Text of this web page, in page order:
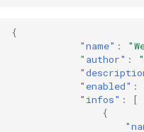
{
"name" :
"author" :
"enabled" :
"infos" :
[
{